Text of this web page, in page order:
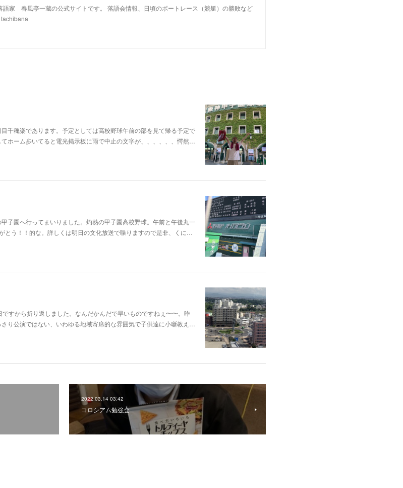
家 春風亭一蔵の公式サイトです。 落語会情報、日頃のボートレース（競艇）の勝敗など
千穐楽であります。予定としては高校野球午前の部を見て帰る予定で
ホーム歩いてると電光掲示板に雨で中止の文字が、、、、、、愕然…
子園へ行ってまいりました。灼熱の甲子園高校野球。午前と午後丸一
とう！！的な。詳しくは明日の文化放送で喋りますので是非、くに…
すから折り返しました。なんだかんだで早いものですねぇ〜〜。昨
り公演ではない、いわゆる地域寄席的な雰囲気で子供達に小噺教え…
2022.03.14 03:42
コロシアム勉強会